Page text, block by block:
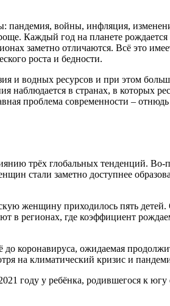
войны, инфляция,
Каждый год на планете рождается
заметно отличаются. Всё это
роста и бедности.
и водных ресурсов и при этом
наблюдается в странах, в которых
проблема современности – отнюдь
трёх глобальных тенденций.
стали заметно доступнее
женщину приходилось пять
в регионах, где коэффициент
коронавируса, ожидаемая
на климатический кризис и
году у ребёнка, родившегося к